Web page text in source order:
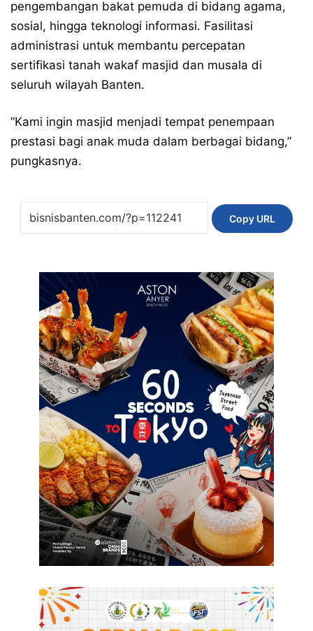
pengembangan bakat pemuda di bidang agama,
sosial, hingga teknologi informasi. Fasilitasi
administrasi untuk membantu percepatan
sertifikasi tanah wakaf masjid dan musala di
seluruh wilayah Banten.
​”Kami ingin masjid menjadi tempat penempaan
prestasi bagi anak muda dalam berbagai bidang,”
pungkasnya.
Copy URL